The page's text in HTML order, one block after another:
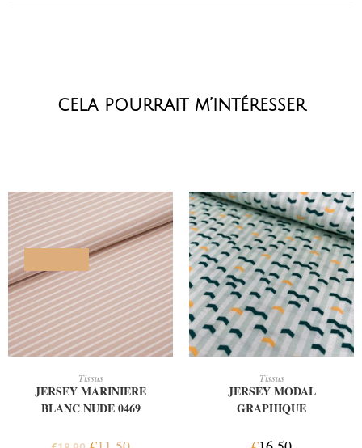
cela pourrait m’intéresser
Tissus
JERSEY MARINIERE
BLANC NUDE 0469
Tissus
JERSEY MODAL
GRAPHIQUE